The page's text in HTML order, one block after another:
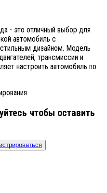
- это отличный выбор для
автомобиль с
дизайном. Модель
трансмиссии и
настроить автомобиль по
чтобы оставить